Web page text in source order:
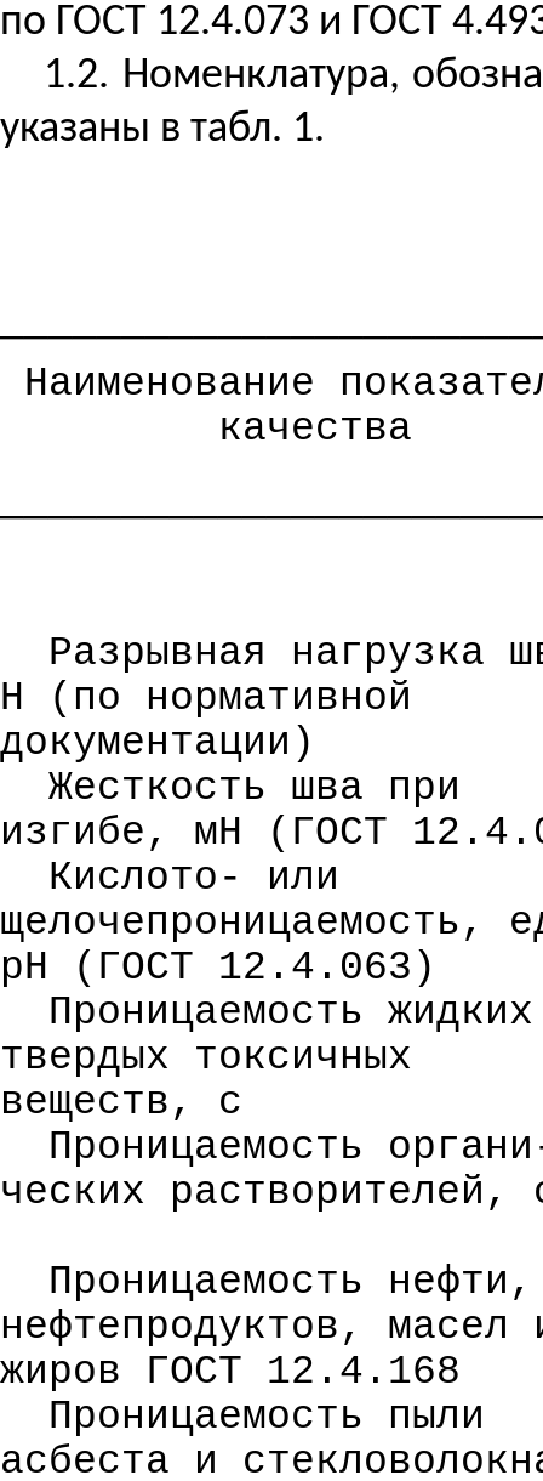
по ГОСТ 12.4.073 и ГОСТ
1.2. Номенклатура,
указаны в табл. 1.
Наименование
качества
Разрывная нагрузка
Н (по нормативной
документации)
Жесткость шва при
изгибе, мН (ГОСТ
Кислото-
или
щелочепроницаемость,
рН (ГОСТ 12.4.063)
Проницаемость
твердых токсичных
веществ, с
Проницаемость органи
ческих растворителей,
Проницаемость нефти,
нефтепродуктов, масел
жиров ГОСТ 12.4.168
Проницаемость пыли
асбеста и